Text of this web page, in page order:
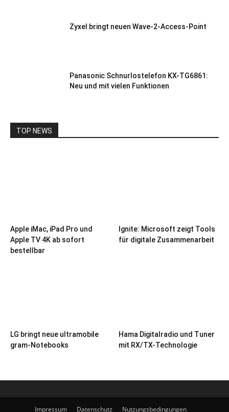
Zyxel bringt neuen Wave-2-Access-Point
Panasonic Schnurlostelefon KX-TG6861:
Neu und mit vielen Funktionen
TOP NEWS
Apple iMac, iPad Pro und
Apple TV 4K ab sofort
bestellbar
Ignite: Microsoft zeigt Tools
für digitale Zusammenarbeit
LG bringt neue ultramobile
gram-Notebooks
Hama Digitalradio und Tuner
mit RX/TX-Technologie
Impressum Datenschutz Nutzungsbedingungen